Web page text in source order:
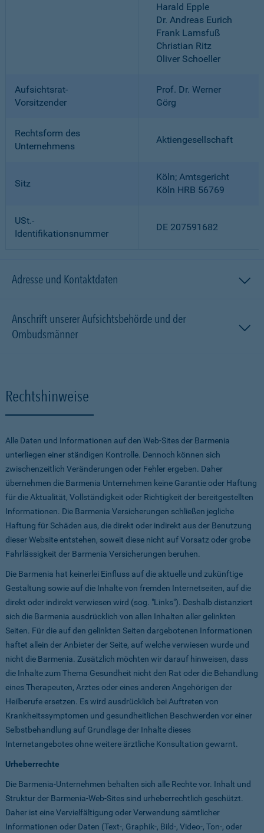
Harald Epple
Dr. Andreas Eurich
Frank Lamsfuß
Christian Ritz
Oliver Schoeller
Aufsichtsrat-
Vorsitzender
Prof. Dr. Werner
Görg
Rechtsform des
Unternehmens
Aktiengesellschaft
Sitz
Köln; Amtsgericht
Köln HRB 56769
USt.-
Identifikationsnummer
DE 207591682
Adresse und Kontaktdaten
Anschrift unserer Aufsichtsbehörde und der
Ombudsmänner
Rechtshinweise
Alle Daten und Informationen auf den Web-Sites der Barmenia
unterliegen einer ständigen Kontrolle. Dennoch können sich
zwischenzeitlich Veränderungen oder Fehler ergeben. Daher
übernehmen die Barmenia Unternehmen keine Garantie oder Haftung
für die Aktualität, Vollständigkeit oder Richtigkeit der bereitgestellten
Informationen. Die Barmenia Versicherungen schließen jegliche
Haftung für Schäden aus, die direkt oder indirekt aus der Benutzung
dieser Website entstehen, soweit diese nicht auf Vorsatz oder grobe
Fahrlässigkeit der Barmenia Versicherungen beruhen.
Die Barmenia hat keinerlei Einfluss auf die aktuelle und zukünftige
Gestaltung sowie auf die Inhalte von fremden Internetseiten, auf die
direkt oder indirekt verwiesen wird (sog. "Links"). Deshalb distanziert
sich die Barmenia ausdrücklich von allen Inhalten aller gelinkten
Seiten. Für die auf den gelinkten Seiten dargebotenen Informationen
haftet allein der Anbieter der Seite, auf welche verwiesen wurde und
nicht die Barmenia. Zusätzlich möchten wir darauf hinweisen, dass
die Inhalte zum Thema Gesundheit nicht den Rat oder die Behandlung
eines Therapeuten, Arztes oder eines anderen Angehörigen der
Heilberufe ersetzen. Es wird ausdrücklich bei Auftreten von
Krankheitssymptomen und gesundheitlichen Beschwerden vor einer
Selbstbehandlung auf Grundlage der Inhalte dieses
Internetangebotes ohne weitere ärztliche Konsultation gewarnt.
Urheberrechte
Die Barmenia-Unternehmen behalten sich alle Rechte vor. Inhalt und
Struktur der Barmenia-Web-Sites sind urheberrechtlich geschützt.
Daher ist eine Vervielfältigung oder Verwendung sämtlicher
Informationen oder Daten (Text-, Graphik-, Bild-, Video-, Ton-, oder